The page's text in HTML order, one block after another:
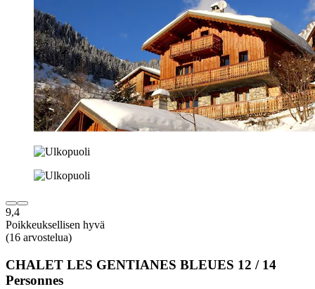
9,4
Poikkeuksellisen hyvä
(16 arvostelua)
CHALET LES GENTIANES BLEUES 12 / 14
Personnes